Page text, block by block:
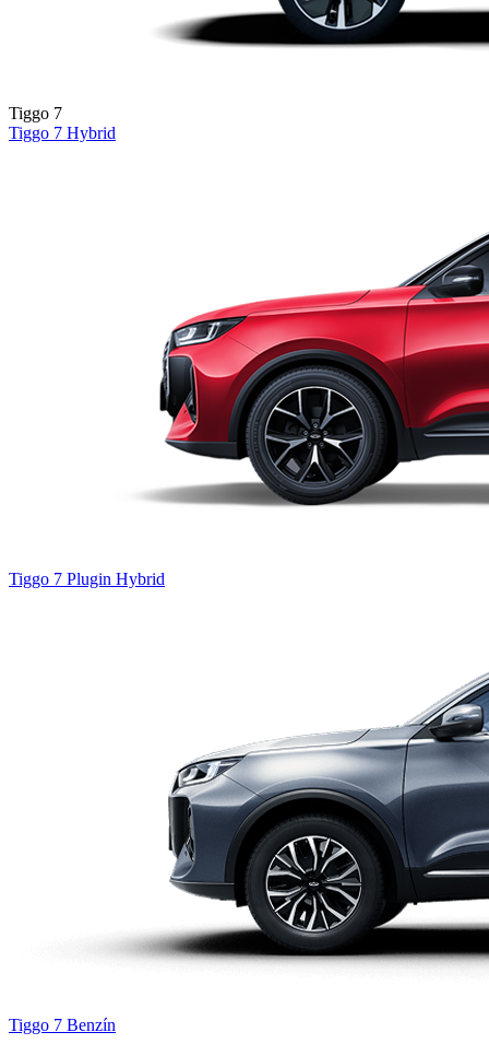
Tiggo 7
Tiggo 7 Hybrid
Tiggo 7 Plugin Hybrid
Tiggo 7 Benzín